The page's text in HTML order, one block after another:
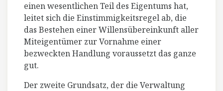
einen wesentlichen Teil des Eigentums hat,
leitet sich die Einstimmigkeitsregel ab, die
das Bestehen einer Willensübereinkunft aller
Miteigentümer zur Vornahme einer
bezweckten Handlung voraussetzt das ganze
gut.
Der zweite Grundsatz, der die Verwaltung